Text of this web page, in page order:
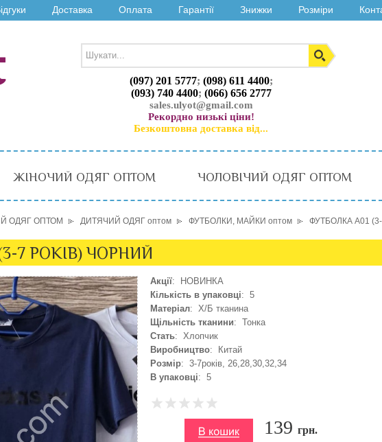
Доставка Оплата Гарантії Знижки Розміри
(097) 201 5777; (098) 611 4400;
(093) 740 4400; (066) 656 2777
sales.ulyot@gmail.com
Рекордно низькі ціни!
Безкоштовна доставка від...
ЖІНОЧИЙ ОДЯГ ОПТОМ ЧОЛОВІЧИЙ ОДЯГ ОПТОМ
ОДЯГ ОПТОМ ДИТЯЧИЙ ОДЯГ оптом ФУТБОЛКИ, МАЙКИ оптом ФУТБОЛКА A01
7 РОКІВ) ЧОРНИЙ
Акції: НОВИНКА
Кількість в упаковці: 5
Матеріал: Х/Б тканина
Щільність тканини: Тонка
Стать: Хлопчик
Виробництво: Китай
Розмір: 3-7років, 26,28,30,32,34
В упаковці: 5
139 грн.